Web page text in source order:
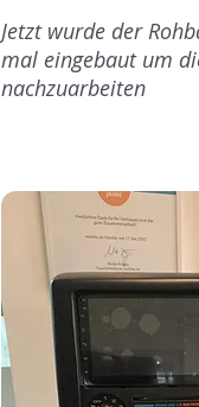
Jetzt wurde der
mal eingebaut um
nachzuarbeiten